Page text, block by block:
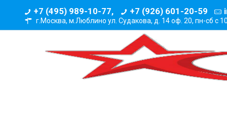
+7 (495) 989-10-77, +7 (926) 601-20-59
г.Москва, м.Люблино ул. Судакова, д. 14 оф. 20, пн-сб с